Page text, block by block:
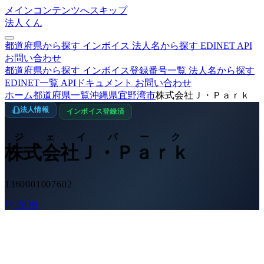
メインコンテンツへスキップ
法人くん
都道府県から探す インボイス 法人名から探す EDINET API
お問い合わせ
都道府県から探す インボイス登録番号一覧 法人名から探す
EDINET一覧 APIドキュメント お問い合わせ
ホーム都道府県一覧沖縄県宜野湾市株式会社Ｊ・Ｐａｒｋ
法人情報 インボイス登録済
株式会社Ｊ・Ｐａｒｋ
ジェイパーク
1360001007602
JSON